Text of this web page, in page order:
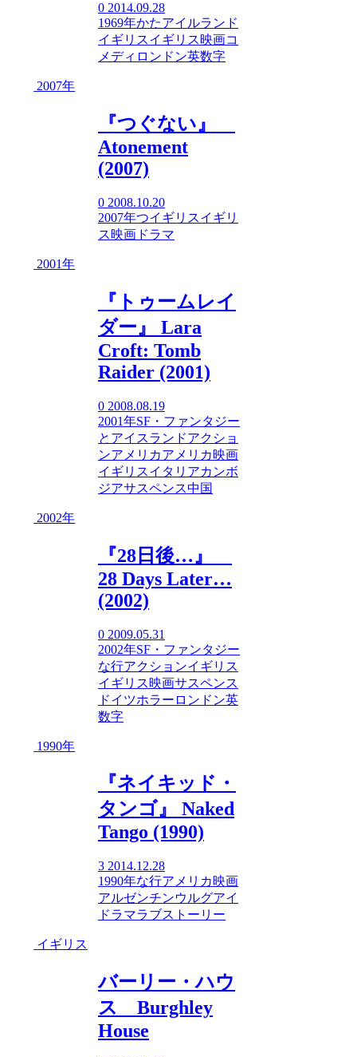
0 2014.09.28
1969年かたアイルランド
イギリスイギリス映画コ
メディ ロンドン英数字
2007年
『つぐない』
Atonement
(2007)
0 2008.10.20
2007年つイギリスイギリ
ス映画 ドラマ
2001年
『トゥームレイ
ダー』 Lara
Croft: Tomb
Raider (2001)
0 2008.08.19
2001年SF・ファンタジー
と アイスランドアクショ
ンアメリカアメリカ映画
イギリスイタリアカンボ
ジアサスペンス中国
2002年
『28日後…』
28 Days Later…
(2002)
0 2009.05.31
2002年SF・ファンタジー
な行アクションイギリス
イギリス映画サスペンス
ドイツホラー ロンドン英
数字
1990年
『ネイキッド・
タンゴ』 Naked
Tango (1990)
3 2014.12.28
1990年な行アメリカ映画
アルゼンチンウルグアイ
ドラマラブストーリー
イギリス
バーリー・ハウ
ス Burghley
House